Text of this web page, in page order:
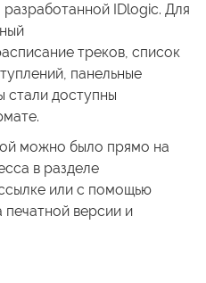
IDlogic. Для
треков, список
панельные
стали доступны
можно было прямо на
в разделе
или с помощью
печатной версии и